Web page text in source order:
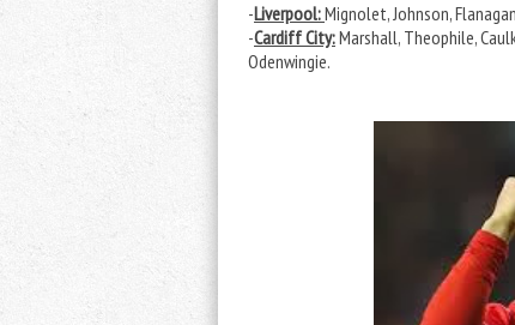
-Liverpool:Mignolet, Johnson,
-Cardiff City:Marshall, Theophile,
Odenwingie.